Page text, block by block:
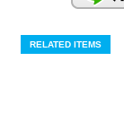
RELATED ITEMS